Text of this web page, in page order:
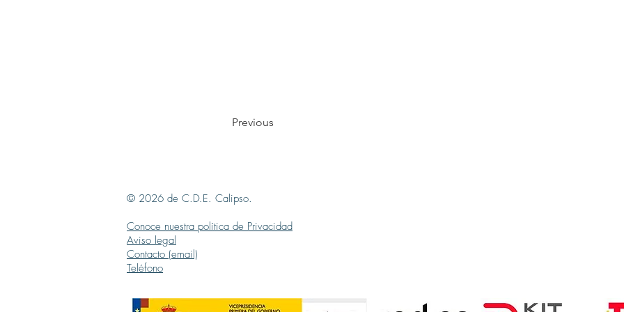
Previous
© 2026 de C.D.E. Calipso.
Conoce nuestra política de Privacidad
Aviso legal
Contacto (email)
Teléfono